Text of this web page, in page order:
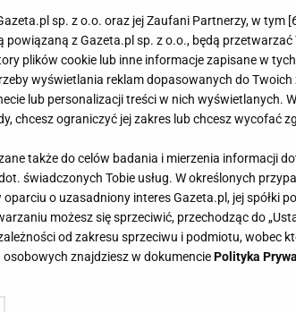
sp. z o.o. oraz jej Zaufani Partnerzy, w tym [
powiązaną z Gazeta.pl sp. z o.o., będą
plików cookie lub inne informacje zapisane w
wyświetlania reklam dopasowanych do
lub personalizacji treści w nich wyświetlanych.
chcesz ograniczyć jej zakres lub chcesz wycofać
także do celów badania i mierzenia informacji
świadczonych Tobie usług. W określonych
o uzasadniony interes Gazeta.pl, jej spółki
możesz się sprzeciwić, przechodząc do
od zakresu sprzeciwu i podmiotu, wobec
znajdziesz w dokumenciePolityka